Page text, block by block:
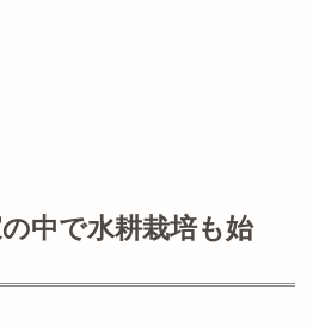
中で水耕栽培も始